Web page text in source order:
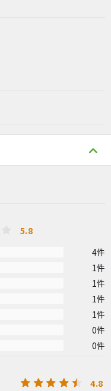
5.8
4件
1件
1件
1件
1件
0件
0件
4.8